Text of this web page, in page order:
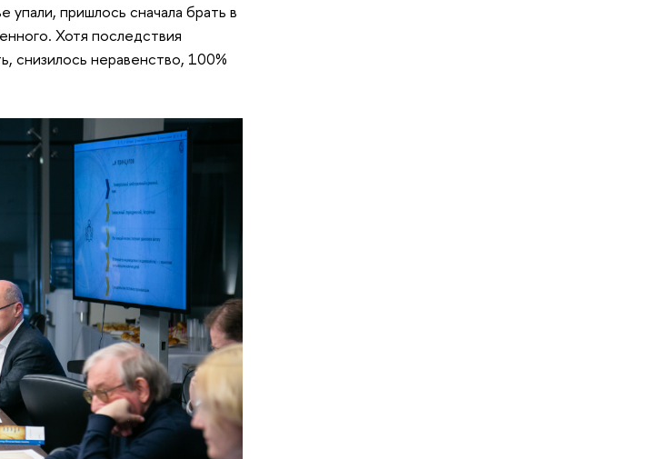
упали, пришлось сначала брать в
Хотя последствия
снизилось неравенство, 100%